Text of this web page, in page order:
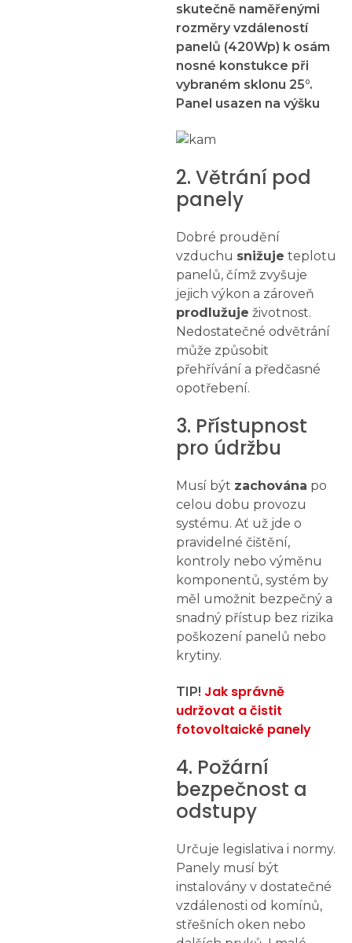
skutečně naměřenými
rozměry vzdáleností
panelů (420Wp) k osám
nosné konstukce při
vybraném sklonu 25°.
Panel usazen na výšku
2. Větrání pod
panely
Dobré proudění
vzduchu snižuje teplotu
panelů, čímž zvyšuje
jejich výkon a zároveň
prodlužuje životnost.
Nedostatečné odvětrání
může způsobit
přehřívání a předčasné
opotřebení.
3. Přístupnost
pro údržbu
Musí být zachována po
celou dobu provozu
systému. Ať už jde o
pravidelné čištění,
kontroly nebo výměnu
komponentů, systém by
měl umožnit bezpečný a
snadný přístup bez rizika
poškození panelů nebo
krytiny.
TIP! Jak správně
udržovat a čistit
fotovoltaické panely
4. Požární
bezpečnost a
odstupy
Určuje legislativa i normy.
Panely musí být
instalovány v dostatečné
vzdálenosti od komínů,
střešních oken nebo